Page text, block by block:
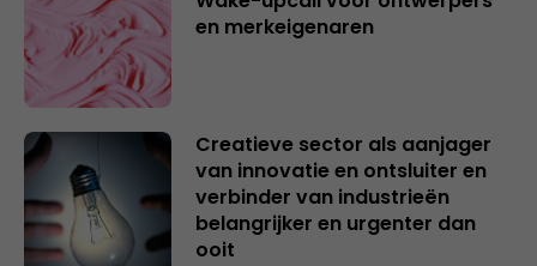
en merkeigenaren
Creatieve sector als aanjager
van innovatie en ontsluiter en
verbinder van industrieën
belangrijker en urgenter dan
ooit